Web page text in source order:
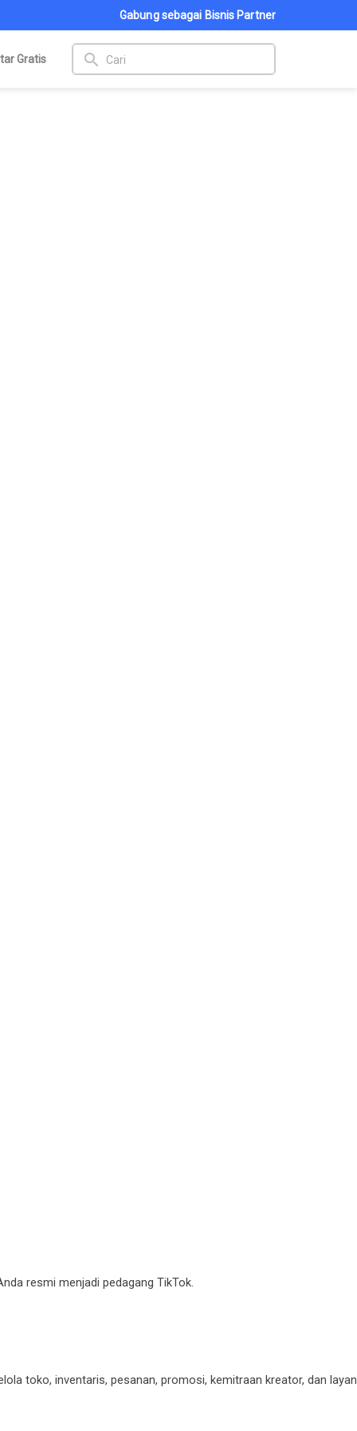
Gabung sebagai Bisnis Partner
Gratis search
resmi menjadi pedagang TikTok.
toko, inventaris, pesanan, promosi, kemitraan kreator, dan